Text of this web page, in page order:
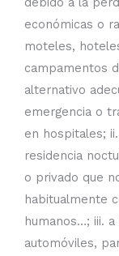
económicas o
moteles,
campamentos
alternativo
emergencia o
en hospitales;
residencia
o privado que
habitualmente
humanos…; iii.
automóviles,